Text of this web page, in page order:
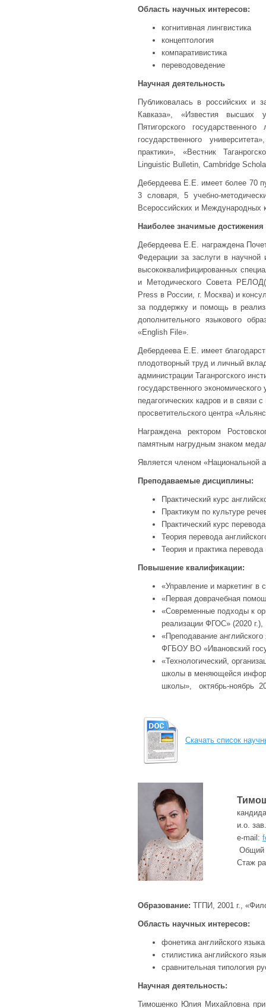
Область научных интересов:
когнитивная лингвистика
концептология
компаративистика
переводоведение
Научная деятельность
Публиковалась в российских и
Кавказа», «Известия высших
Пятигорского
государственного
практики», «Вестник
Linguistic Bulletin, Cambridge
Дебердеева Е.Е. имеет более 70
3 словаря, 5 учебно-
Всероссийских и Международных
Наиболее значимые достижения
Дебердеева Е.Е. награждена
Федерации за заслуги в научной
высококвалифицированных
и Методического Совета РЕЛОД(
Press в России, г. Москва) и
за поддержку и помощь в
дополнительного языкового
«English File».
Дебердеева Е.Е. имеет
плодотворный труд и личный
администрации Таганрогского
государственного
педагогических кадров и в связи
просветительского центра
Награждена ректором
памятным нагрудным знаком
Является членом «Национальной
Преподаваемые дисциплины:
Практический курс
Практикум по культуре
Практический курс
Теория перевода
Теория и практика перевода
Повышение квалификации:
«Управление и маркетинг в
«Первая доврачебная
«Современные подходы к
реализации ФГОС» (2020 г.),
«Преподавание
ФГБОУ ВО «Ивановский
«Технологический,
школы в меняющейся
школы», октябрь-ноябрь
Скачать список
и.о.
e-mail:
Общий
Стаж
Образование: ТГПИ, 2001 г.,
Область научных интересов:
фонетика английского языка
стилистика английского
сравнительная типология
Научная деятельность:
Тимошенко Юлия Михайловна